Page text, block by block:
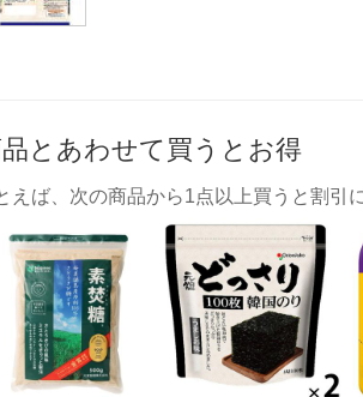
とあわせて買うとお得
えば、次の商品から1点以上買うと割引